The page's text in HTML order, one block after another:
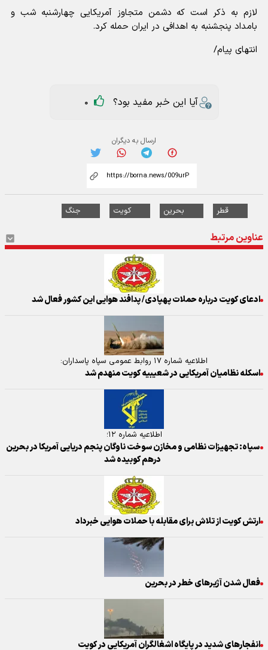
لازم به ذکر است که دشمن متجاوز آمریکایی چهارشنبه شب و
بامداد پنجشنبه به اهدافی در ایران حمله کرد.
انتهای پیام/
آیا این خبر مفید بود؟ 0
ارسال به دیگران
قطر بحرین کویت جنگ
عناوین مرتبط
ادعای کویت درباره حملات پهپادی/ پدافند هوایی این کشور فعال شد
اطلاعیه شماره ۱۷ روابط عمومی سپاه پاسداران:
اسکله نظامیان آمریکایی در شعیبیه کویت منهدم شد
اطلاعیه شماره ۱۲؛
سپاه: تجهیزات نظامی و مخازن سوخت ناوگان پنجم دریایی آمریکا در بحرین
درهم کوبیده شد
ارتش کویت از تلاش برای مقابله با حملات هوایی خبرداد
فعال شدن آژیرهای خطر در بحرین
انفجارهای شدید در پایگاه اشغالگران آمریکایی در کویت